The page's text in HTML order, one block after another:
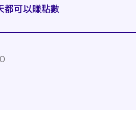
都可以賺點數